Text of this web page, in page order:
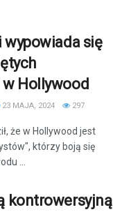
wypowiada się
w Hollywood
23 MAJA, 2024 297
że w Hollywood jest
którzy boją się
...
kontrowersyjną